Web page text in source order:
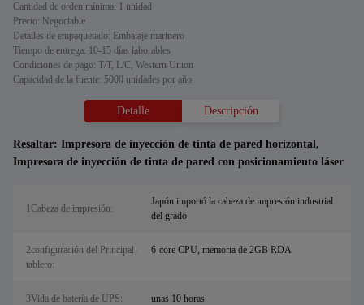
Cantidad de orden mínima: 1 unidad
Precio: Negociable
Detalles de empaquetado: Embalaje marinero
Tiempo de entrega: 10-15 días laborables
Condiciones de pago: T/T, L/C, Western Union
Capacidad de la fuente: 5000 unidades por año
Detalle Descripción
Resaltar: Impresora de inyección de tinta de pared horizontal,
Impresora de inyección de tinta de pared con posicionamiento láser
1Cabeza de impresión:
Japón importó la cabeza de impresión industrial
del grado
2configuración del Principal-
tablero:
6-core CPU, memoria de 2GB RDA
3Vida de batería de UPS: unas 10 horas